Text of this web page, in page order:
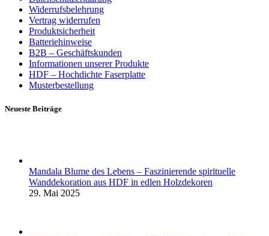
Widerrufsbelehrung
Vertrag widerrufen
Produktsicherheit
Batteriehinweise
B2B – Geschäftskunden
Informationen unserer Produkte
HDF – Hochdichte Faserplatte
Musterbestellung
Neueste Beiträge
Mandala Blume des Lebens – Faszinierende spirituelle
Wanddekoration aus HDF in edlen Holzdekoren
29. Mai 2025